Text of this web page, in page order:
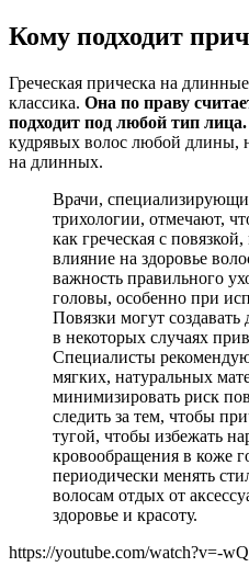
Кому подходит
Греческая прическа на
классика. Она по праву
подходит под любой тип лица.
кудрявых волос любой длины,
на длинных.
Врачи,
трихологии, отмечают,
как греческая с
влияние на здоровье
важность правильного
головы, особенно при
Повязки могут
в некоторых случаях
Специалисты
мягких, натуральных
минимизировать риск
следить за тем, чтобы
тугой, чтобы избежать
кровообращения в коже
периодически менять
волосам отдых от
здоровье и красоту.
https://youtube.com/watch?v=-